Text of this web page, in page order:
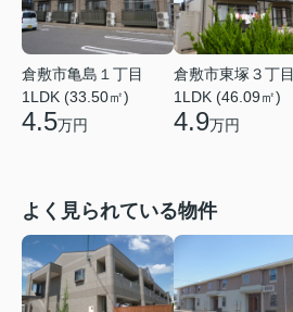
倉敷市亀島１丁目
1LDK (33.50㎡)
4.5万円
倉敷市東塚３丁目
1LDK (46.09㎡)
4.9万円
よく見られている物件